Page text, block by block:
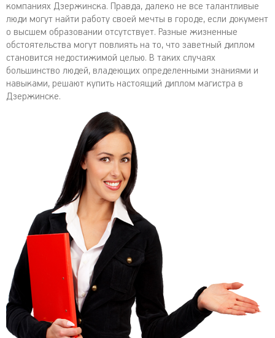
компаниях Дзержинска. Правда, далеко не все талантливые
люди могут найти работу своей мечты в городе, если документ
о высшем образовании отсутствует. Разные жизненные
обстоятельства могут повлиять на то, что заветный диплом
становится недостижимой целью. В таких случаях
большинство людей, владеющих определенными знаниями и
навыками, решают купить настоящий диплом магистра в
Дзержинске.